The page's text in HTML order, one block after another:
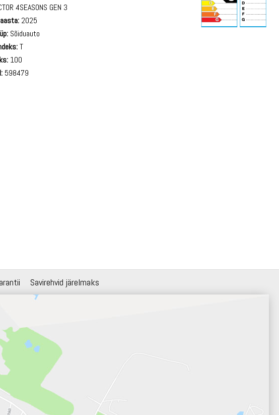
4SEASONS GEN 3
2025
Sõiduauto
T
100
598479
Savirehvid järelmaks